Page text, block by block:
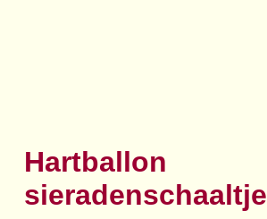
Hartballon
sieradenschaaltje